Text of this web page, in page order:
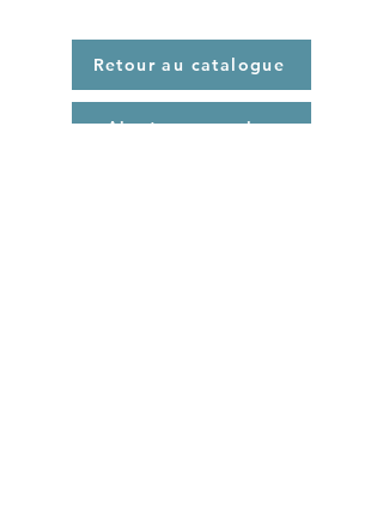
Retour au catalogue
Ajouter au panier